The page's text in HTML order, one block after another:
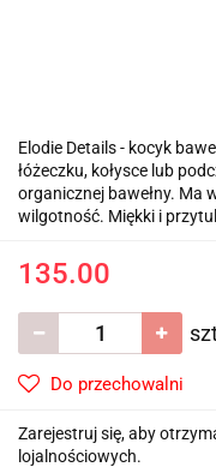
Elodie Details - kocyk
łóżeczku, kołysce lub
organicznej bawełny. Ma
wilgotność. Miękki i
135.00
Do przechowalni
Zarejestruj się, aby
lojalnościowych.